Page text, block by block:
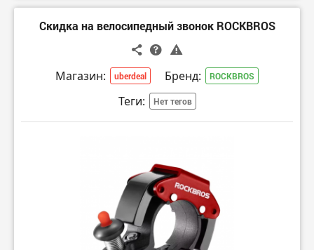
Скидка на велосипедный звонок ROCKBROS
Магазин: uberdeal Бренд: ROCKBROS
Теги: Нет тегов